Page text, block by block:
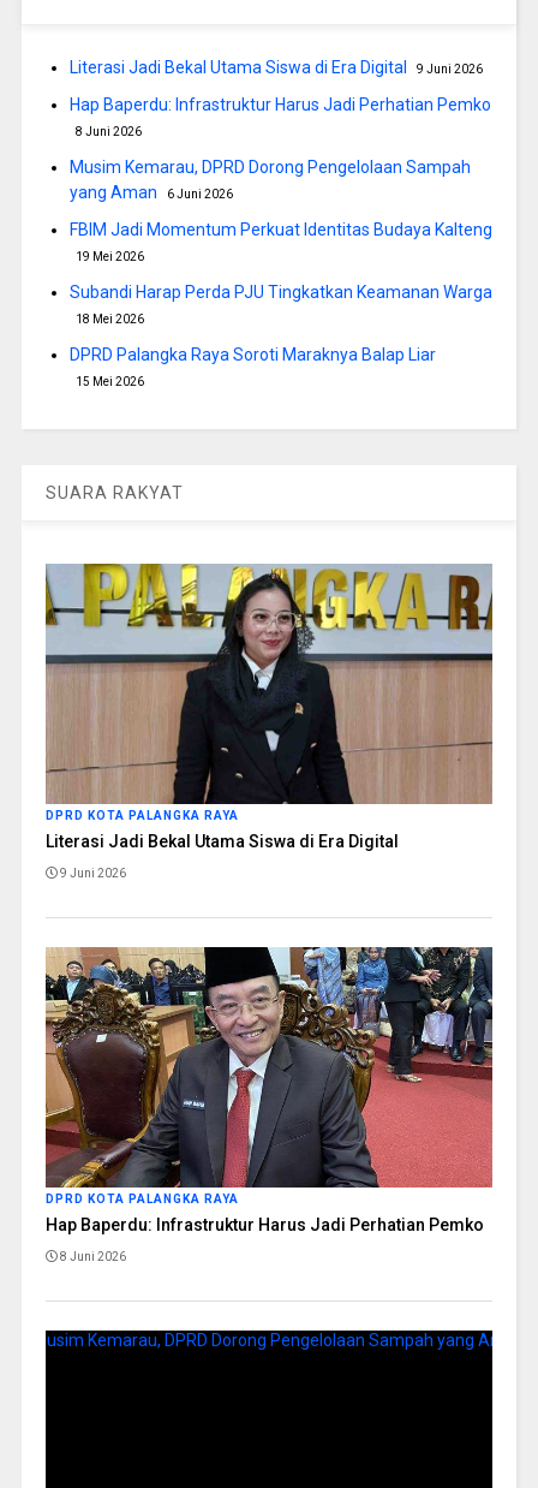
Literasi Jadi Bekal Utama Siswa di Era Digital 9 Juni 2026
Hap Baperdu: Infrastruktur Harus Jadi Perhatian Pemko
8 Juni 2026
Musim Kemarau, DPRD Dorong Pengelolaan Sampah
yang Aman
6 Juni 2026
FBIM Jadi Momentum Perkuat Identitas Budaya Kalteng
19 Mei 2026
Subandi Harap Perda PJU Tingkatkan Keamanan Warga
18 Mei 2026
DPRD Palangka Raya Soroti Maraknya Balap Liar
15 Mei 2026
SUARA RAKYAT
DPRD KOTA PALANGKA RAYA
Literasi Jadi Bekal Utama Siswa di Era Digital
9 Juni 2026
DPRD KOTA PALANGKA RAYA
Hap Baperdu: Infrastruktur Harus Jadi Perhatian Pemko
8 Juni 2026